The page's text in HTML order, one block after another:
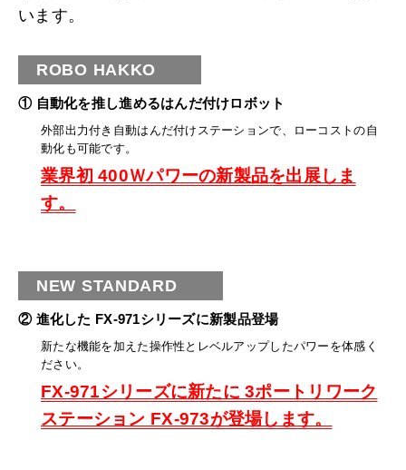
います。
ROBO HAKKO
① 自動化を推し進めるはんだ付けロボット
外部出力付き自動はんだ付けステーションで、ローコストの自
動化も可能です。
業界初 400Ｗパワーの新製品を出展しま
す。
NEW STANDARD
② 進化した FX-971シリーズに新製品登場
新たな機能を加えた操作性とレベルアップしたパワーを体感く
ださい。
FX-971シリーズに新たに 3ポートリワーク
ステーション FX-973が登場します。